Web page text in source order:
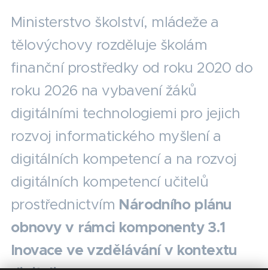
Ministerstvo školství, mládeže a
tělovýchovy rozděluje školám
finanční prostředky od roku 2020 do
roku 2026 na vybavení žáků
digitálními technologiemi pro jejich
rozvoj informatického myšlení a
digitálních kompetencí a na rozvoj
digitálních kompetencí učitelů
prostřednictvím Národního plánu
obnovy v rámci komponenty 3.1
Inovace ve vzdělávání v kontextu